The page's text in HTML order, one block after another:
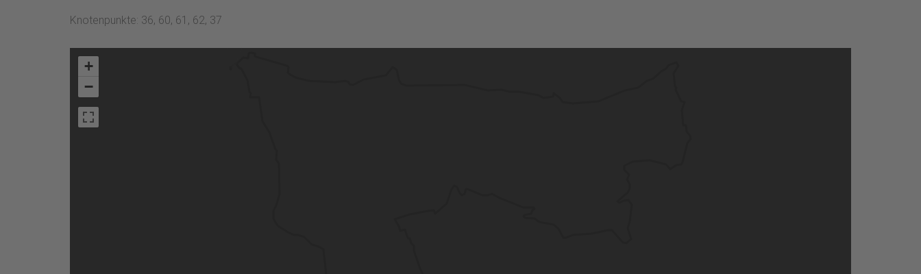
Knotenpunkte: 36, 60, 61, 62, 37
+
−